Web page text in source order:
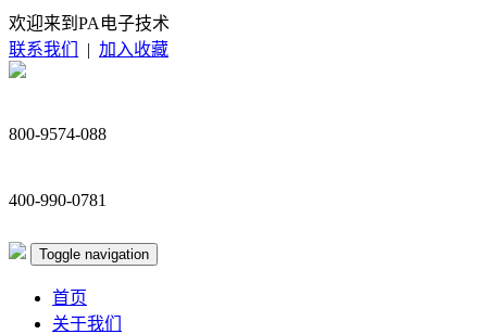
欢迎来到PA电子技术
联系我们
| 加入收藏
800-9574-088
400-990-0781
Toggle navigation
首页
关于我们